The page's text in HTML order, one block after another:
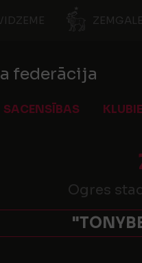
ZEMGALE
federācija
SACENSĪBAS
Ogres